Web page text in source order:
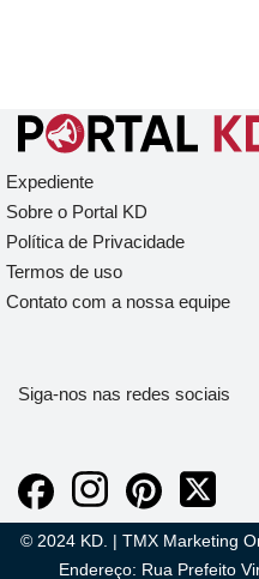
Expediente
Sobre o Portal KD
Política de Privacidade
Termos de uso
Contato com a nossa equipe
Siga-nos nas redes sociais
© 2024 KD. | TMX Marketing
Endereço: Rua Prefeito